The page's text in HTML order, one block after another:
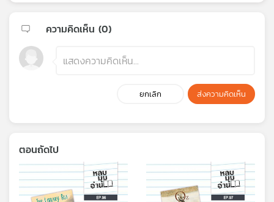
ความคิดเห็น (0)
ยกเลิก ส่งความคิดเห็น
ตอนถัดไป